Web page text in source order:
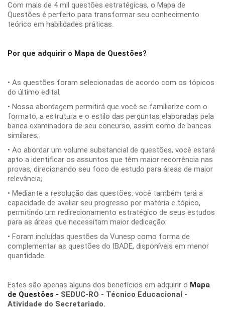
Com mais de 4 mil questões estratégicas, o Mapa de
Questões é perfeito para transformar seu conhecimento
teórico em habilidades práticas.
Por que adquirir o Mapa de Questões?
• As questões foram selecionadas de acordo com os tópicos
do último edital;
• Nossa abordagem permitirá que você se familiarize com o
formato, a estrutura e o estilo das perguntas elaboradas pela
banca examinadora de seu concurso, assim como de bancas
similares;
• Ao abordar um volume substancial de questões, você estará
apto a identificar os assuntos que têm maior recorrência nas
provas, direcionando seu foco de estudo para áreas de maior
relevância;
• Mediante a resolução das questões, você também terá a
capacidade de avaliar seu progresso por matéria e tópico,
permitindo um redirecionamento estratégico de seus estudos
para as áreas que necessitam maior dedicação;
• Foram incluídas questões da Vunesp como forma de
complementar as questões do IBADE, disponíveis em menor
quantidade.
Estes são apenas alguns dos benefícios em adquirir o Mapa
de Questões - SEDUC-RO - Técnico Educacional -
Atividade do Secretariado.